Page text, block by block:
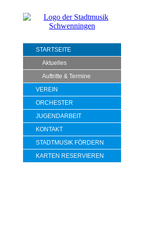
STARTSEITE
Aktuelles
Auftritte & Termine
VEREIN
ORCHESTER
JUGENDARBEIT
KONTAKT
STADTMUSIK FÖRDERN
KARTEN RESERVIEREN